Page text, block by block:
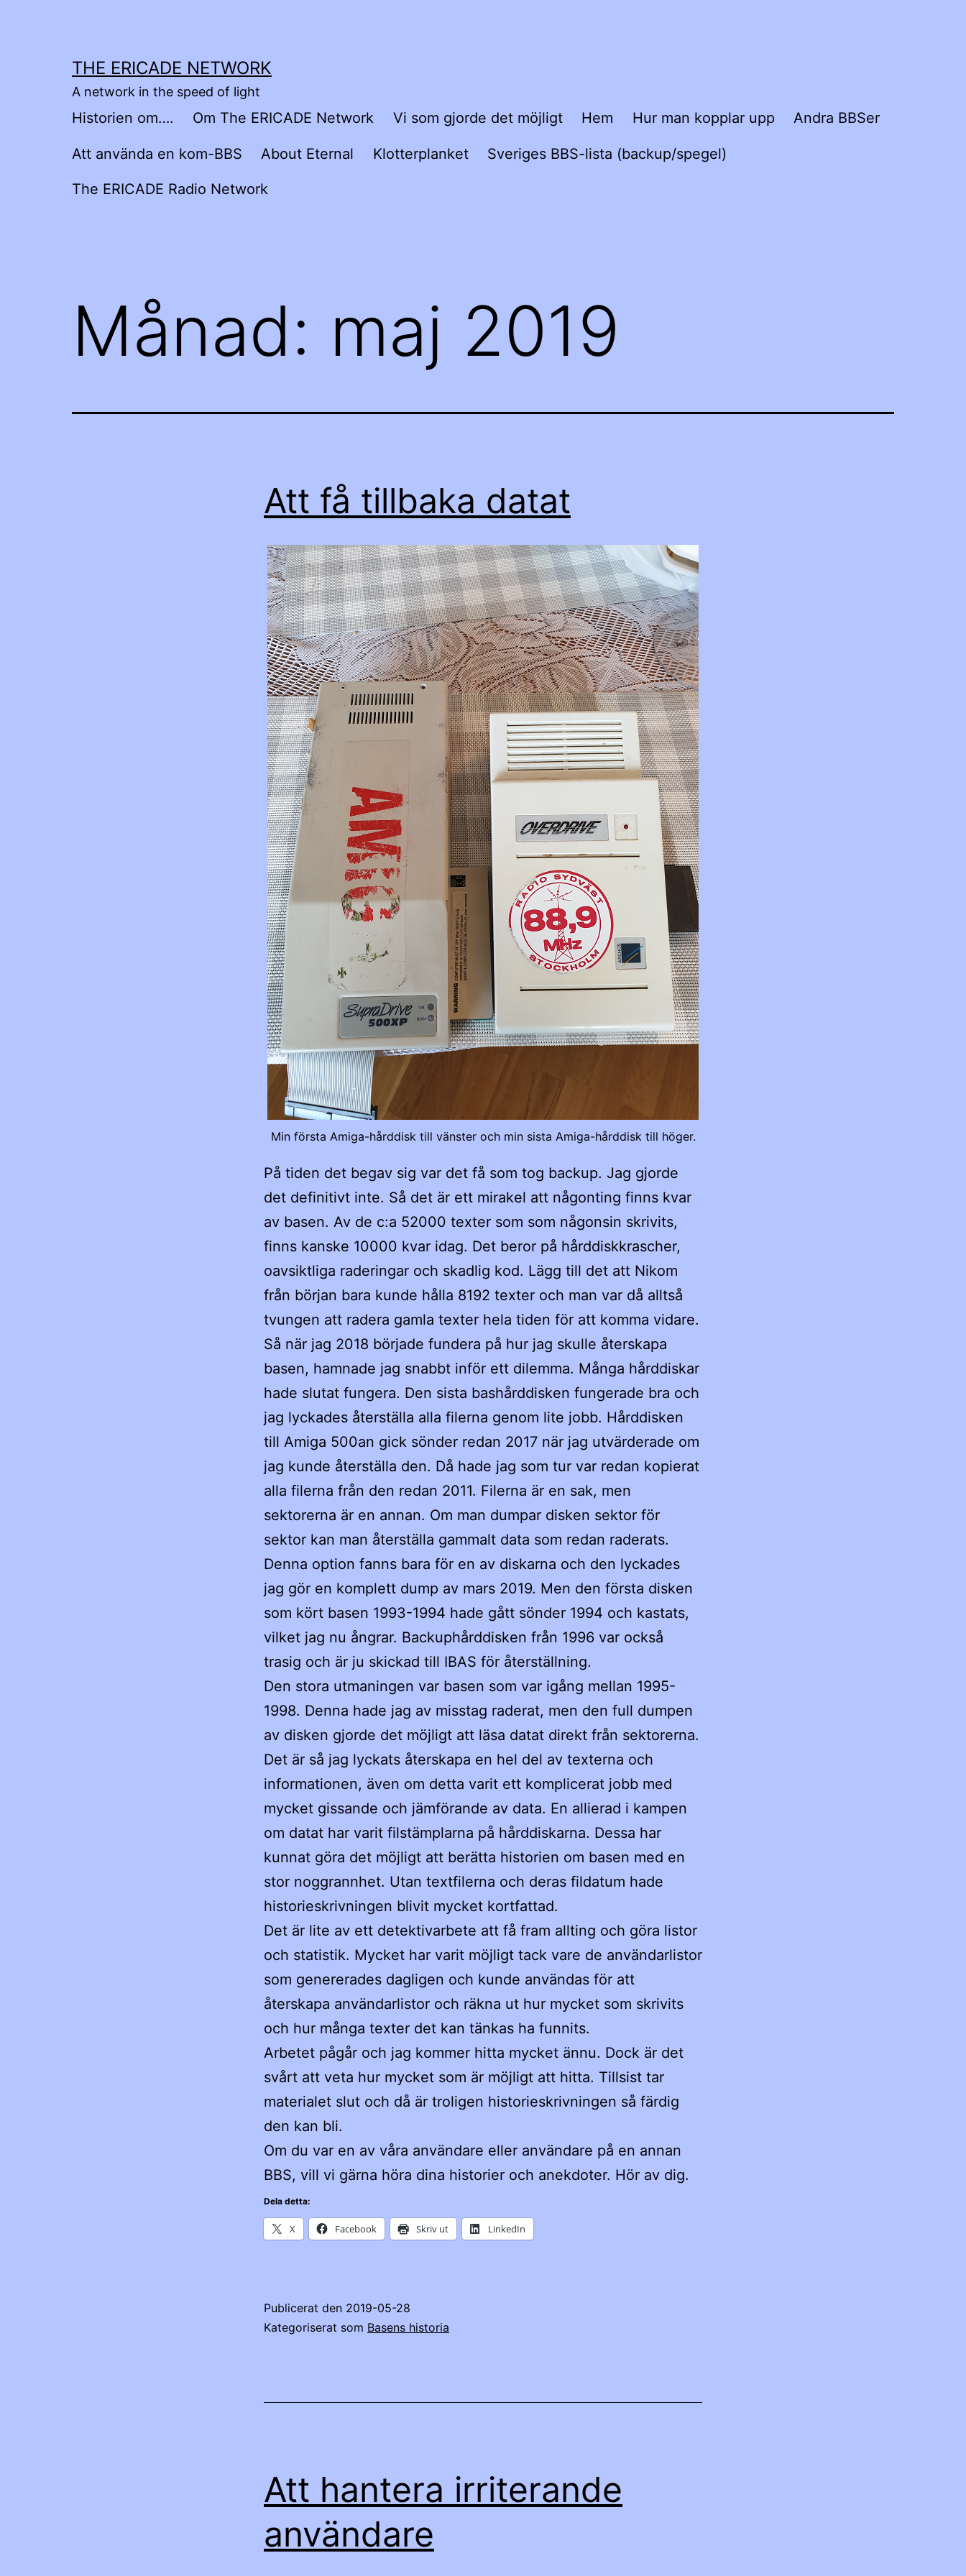
THE ERICADE NETWORK
A network in the speed of light
Historien om…. Om The ERICADE Network Vi som gjorde det möjligt Hem Hur man kopplar upp Andra BBSer
Att använda en kom-BBS About Eternal Klotterplanket Sveriges BBS-lista (backup/spegel)
The ERICADE Radio Network
Månad: maj 2019
Att få tillbaka datat
Min första Amiga-hårddisk till vänster och min sista Amiga-hårddisk till höger.
På tiden det begav sig var det få som tog backup. Jag gjorde
det definitivt inte. Så det är ett mirakel att någonting finns kvar
av basen. Av de c:a 52000 texter som som någonsin skrivits,
finns kanske 10000 kvar idag. Det beror på hårddiskkrascher,
oavsiktliga raderingar och skadlig kod. Lägg till det att Nikom
från början bara kunde hålla 8192 texter och man var då alltså
tvungen att radera gamla texter hela tiden för att komma vidare.
Så när jag 2018 började fundera på hur jag skulle återskapa
basen, hamnade jag snabbt inför ett dilemma. Många hårddiskar
hade slutat fungera. Den sista bashårddisken fungerade bra och
jag lyckades återställa alla filerna genom lite jobb. Hårddisken
till Amiga 500an gick sönder redan 2017 när jag utvärderade om
jag kunde återställa den. Då hade jag som tur var redan kopierat
alla filerna från den redan 2011. Filerna är en sak, men
sektorerna är en annan. Om man dumpar disken sektor för
sektor kan man återställa gammalt data som redan raderats.
Denna option fanns bara för en av diskarna och den lyckades
jag gör en komplett dump av mars 2019. Men den första disken
som kört basen 1993-1994 hade gått sönder 1994 och kastats,
vilket jag nu ångrar. Backuphårddisken från 1996 var också
trasig och är ju skickad till IBAS för återställning.
Den stora utmaningen var basen som var igång mellan 1995-
1998. Denna hade jag av misstag raderat, men den full dumpen
av disken gjorde det möjligt att läsa datat direkt från sektorerna.
Det är så jag lyckats återskapa en hel del av texterna och
informationen, även om detta varit ett komplicerat jobb med
mycket gissande och jämförande av data. En allierad i kampen
om datat har varit filstämplarna på hårddiskarna. Dessa har
kunnat göra det möjligt att berätta historien om basen med en
stor noggrannhet. Utan textfilerna och deras fildatum hade
historieskrivningen blivit mycket kortfattad.
Det är lite av ett detektivarbete att få fram allting och göra listor
och statistik. Mycket har varit möjligt tack vare de användarlistor
som genererades dagligen och kunde användas för att
återskapa användarlistor och räkna ut hur mycket som skrivits
och hur många texter det kan tänkas ha funnits.
Arbetet pågår och jag kommer hitta mycket ännu. Dock är det
svårt att veta hur mycket som är möjligt att hitta. Tillsist tar
materialet slut och då är troligen historieskrivningen så färdig
den kan bli.
Om du var en av våra användare eller användare på en annan
BBS, vill vi gärna höra dina historier och anekdoter. Hör av dig.
Dela detta:
X Facebook Skriv ut LinkedIn
Publicerat den 2019-05-28
Kategoriserat som Basens historia
Att hantera irriterande
användare